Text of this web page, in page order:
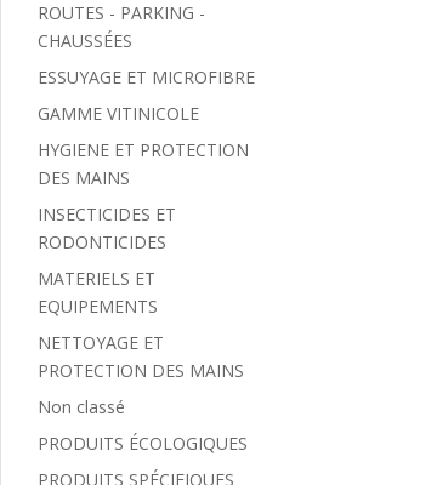
ROUTES - PARKING -
CHAUSSÉES
ESSUYAGE ET MICROFIBRE
GAMME VITINICOLE
HYGIENE ET PROTECTION
DES MAINS
INSECTICIDES ET
RODONTICIDES
MATERIELS ET
EQUIPEMENTS
NETTOYAGE ET
PROTECTION DES MAINS
Non classé
PRODUITS ÉCOLOGIQUES
PRODUITS SPÉCIFIQUES